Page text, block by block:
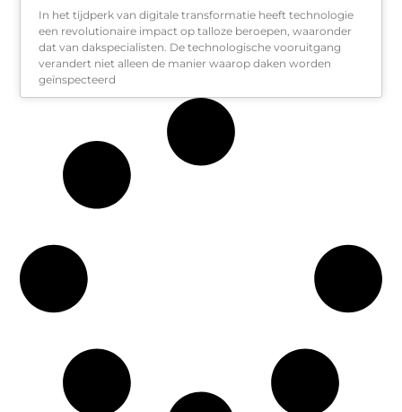
In het tijdperk van digitale transformatie heeft technologie
een revolutionaire impact op talloze beroepen, waaronder
dat van dakspecialisten. De technologische vooruitgang
verandert niet alleen de manier waarop daken worden
geïnspecteerd